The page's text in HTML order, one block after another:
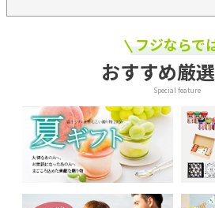
フジならで
おすすめ厳
Special feature